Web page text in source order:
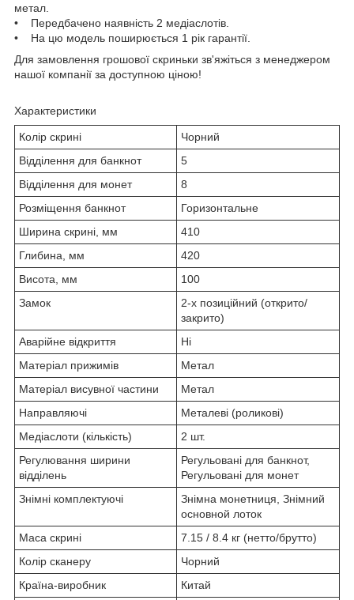
метал.
• Передбачено наявність 2 медіаслотів.
• На цю модель поширюється 1 рік гарантії.
Для замовлення грошової скриньки зв'яжіться з менеджером
нашої компанії за доступною ціною!
Характеристики
Колір скрині
Чорний
Відділення для банкнот
5
Відділення для монет
8
Розміщення банкнот
Горизонтальне
Ширина скрині, мм
410
Глибина, мм
420
Висота, мм
100
Замок
2-х позиційний (открито/
закрито)
Аварійне відкриття
Ні
Матеріал прижимів
Метал
Матеріал висувної частини
Метал
Направляючі
Металеві (роликові)
Медіаслоти (кількість)
2 шт.
Регулювання ширини
відділень
Регульовані для банкнот,
Регульовані для монет
Знімні комплектуючі
Знімна монетниця, Знімний
основной лоток
Маса скрині
7.15 / 8.4 кг (нетто/брутто)
Колір сканеру
Чорний
Країна-виробник
Китай